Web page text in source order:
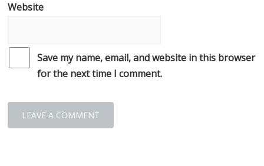
Website
Save my name, email, and website in this browser
for the next time I comment.